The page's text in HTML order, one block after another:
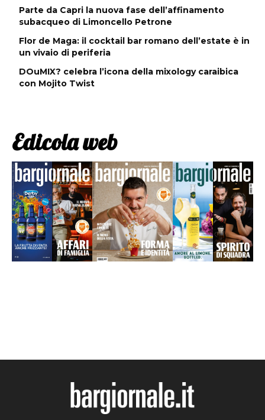
Parte da Capri la nuova fase dell’affinamento
subacqueo di Limoncello Petrone
Flor de Maga: il cocktail bar romano dell’estate è in
un vivaio di periferia
DOuMIX? celebra l’icona della mixology caraibica
con Mojito Twist
Edicola web